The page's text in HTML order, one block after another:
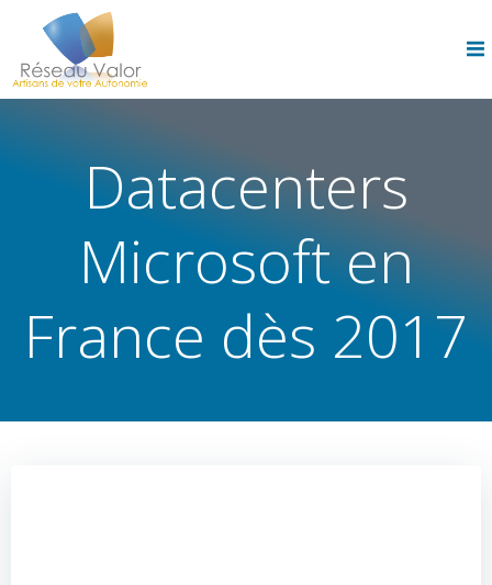
Datacenters
Microsoft en
France dès 2017